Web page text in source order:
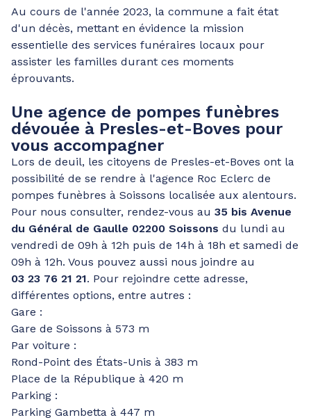
Au cours de l'année 2023, la commune a fait état
d'un décès, mettant en évidence la mission
essentielle des services funéraires locaux pour
assister les familles durant ces moments
éprouvants.
Une agence de pompes funèbres
dévouée à Presles-et-Boves pour
vous accompagner
Lors de deuil, les citoyens de Presles-et-Boves ont la
possibilité de se rendre à l'agence Roc Eclerc de
pompes funèbres à Soissons localisée aux alentours.
Pour nous consulter, rendez-vous au 35 bis Avenue
du Général de Gaulle 02200 Soissons du lundi au
vendredi de 09h à 12h puis de 14h à 18h et samedi de
09h à 12h. Vous pouvez aussi nous joindre au
03 23 76 21 21. Pour rejoindre cette adresse,
différentes options, entre autres :
Gare :
Gare de Soissons à 573 m
Par voiture :
Rond-Point des États-Unis à 383 m
Place de la République à 420 m
Parking :
Parking Gambetta à 447 m